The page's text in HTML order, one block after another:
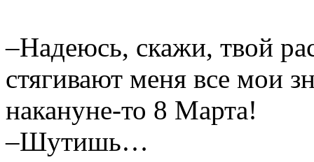
–Надеюсь, скажи, твой
стягивают меня все мои
накануне-то 8 Марта!
–Шутишь…